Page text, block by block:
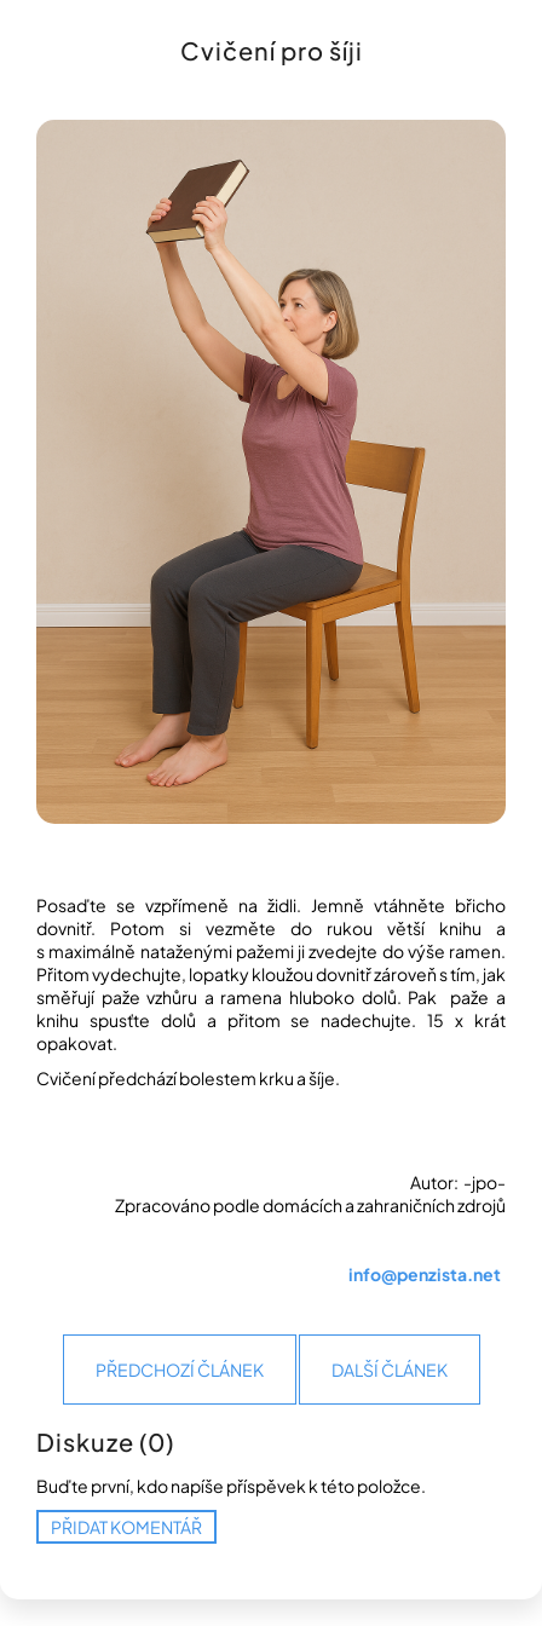
Cvičení pro šíji
Posaďte se vzpřímeně na židli. Jemně vtáhněte břicho
dovnitř. Potom si vezměte do rukou větší knihu a
s maximálně nataženými pažemi ji zvedejte do výše ramen.
Přitom vydechujte, lopatky kloužou dovnitř zároveň s tím, jak
směřují paže vzhůru a ramena hluboko dolů. Pak paže a
knihu spusťte dolů a přitom se nadechujte. 15 x krát
opakovat.
Cvičení předchází bolestem krku a šíje.
Autor: -jpo-
Zpracováno podle domácích a zahraničních zdrojů
info@penzista.net
PŘEDCHOZÍ ČLÁNEK DALŠÍ ČLÁNEK
Diskuze (0)
Buďte první, kdo napíše příspěvek k této položce.
PŘIDAT KOMENTÁŘ